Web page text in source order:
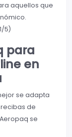
aquellos que
5)
para
en
se adapta
de
se